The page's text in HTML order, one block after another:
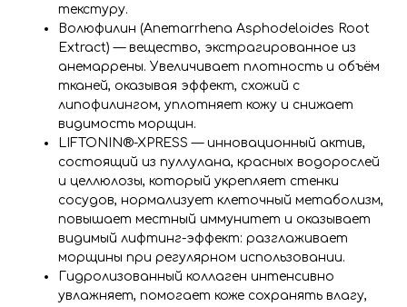
текстуру.
Волюфилин (Anemarrhena Asphodeloides Root
Extract) — вещество, экстрагированное из
анемаррены. Увеличивает плотность и объём
тканей, оказывая эффект, схожий с
липофилингом, уплотняет кожу и снижает
видимость морщин.
LIFTONIN®-XPRESS — инновационный актив,
состоящий из пуллулана, красных водорослей
и целлюлозы, который укрепляет стенки
сосудов, нормализует клеточный метаболизм,
повышает местный иммунитет и оказывает
видимый лифтинг-эффект: разглаживает
морщины при регулярном использовании.
Гидролизованный коллаген интенсивно
увлажняет, помогает коже сохранять влагу,